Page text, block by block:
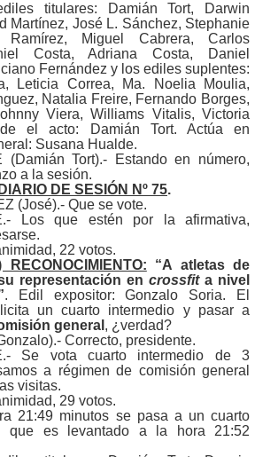
titulares: Damián Tort,
Darwin
Martínez, José L. Sánchez, Stephanie
Ramírez, Miguel Cabrera, Carlos
Costa, Adriana Costa, Daniel
Fernández y los ediles suplentes:
Leticia Correa,
Ma.
Noelia Moulia,
Natalia Freire, Fernando Borges,
Viera, Williams Vitalis, Victoria
el acto:
Damián Tort. Actúa en
Susana Hualde.
(Damián Tort).- Estando en número,
a la sesión.
DE SESIÓN Nº 75.
(José).- Que se vote.
Los que estén por la afirmativa,
22 votos.
RECONOCIMIENTO:
“A atletas de
representación en crossfita nivel
. Edil expositor: Gonzalo Soria. El
un cuarto intermedio y pasar a
general , ¿verdad?
Correcto, presidente.
Se vota cuarto intermedio de 3
a régimen de comisión general
visitas.
29 votos.
21:49 minutos se pasa a un cuarto
que es levantado a la hora 21:52